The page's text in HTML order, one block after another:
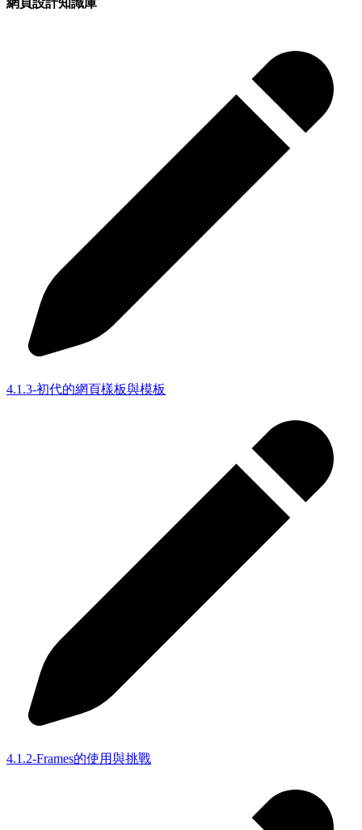
網頁設計知識庫
4.1.3-初代的網頁樣板與模板
4.1.2-Frames的使用與挑戰